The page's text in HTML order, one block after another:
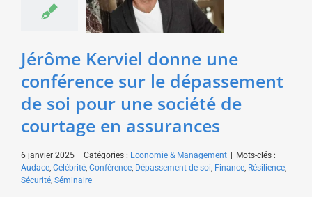
courtage en
assurances
Jérôme Kerviel donne une
conférence sur le dépassement
de soi pour une société de
courtage en assurances
6 janvier 2025 | Catégories : Economie & Management | Mots-clés :
Audace Célébrité Conférence Dépassement de soi Finance Résilience
Sécurité Séminaire